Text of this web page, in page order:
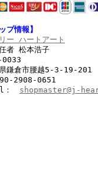
プ情報】
ー ハートアート
者 松本浩子
鎌倉市腰越5-3-19-201
2908-0651
： shopmaster@j-